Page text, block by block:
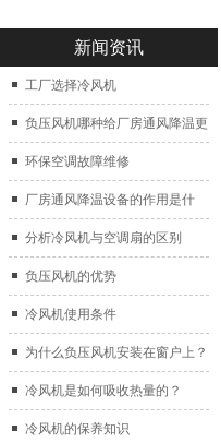
新闻资讯
工厂选择冷风机
负压风机哪种给厂房通风降温更
好？
环保空调故障维修
厂房通风降温设备的作用是什
么？
分析冷风机与空调扇的区别
负压风机的优势
冷风机使用条件
为什么负压风机安装在窗户上？
冷风机是如何吸收热量的？
冷风机的保养知识